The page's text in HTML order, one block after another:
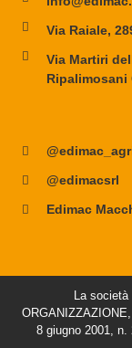
Via Raiale,
Via Martiri
Ripalimosani
@edimacsrl
Edimac
La
8 giugno 2001,